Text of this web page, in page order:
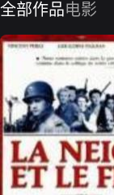
全部作品电影